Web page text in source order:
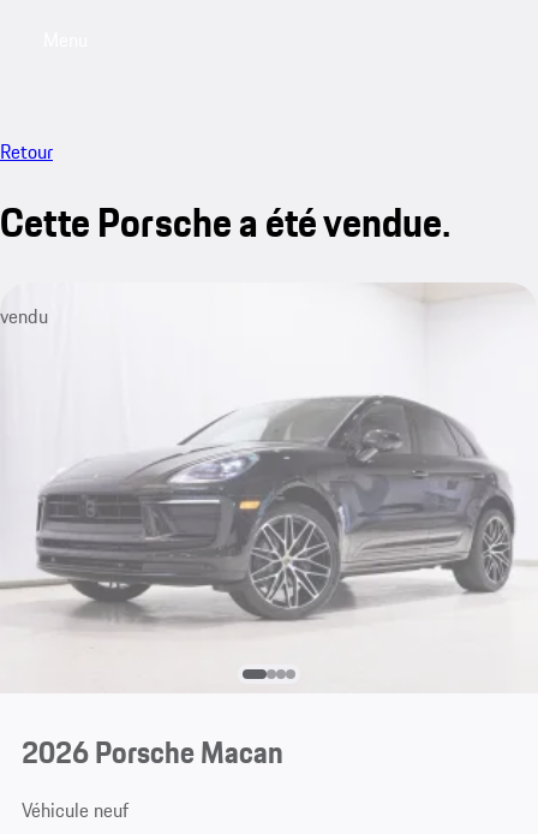
Retour
Cette Porsche a été vendue.
vendu
2026 Porsche Macan
Véhicule neuf